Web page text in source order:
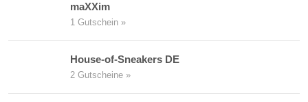
maXXim
1 Gutschein »
House-of-Sneakers DE
2 Gutscheine »